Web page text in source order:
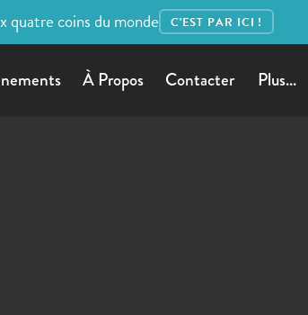
quatre coins du monde C'EST PAR ICI !
À Propos Contacter Plus...